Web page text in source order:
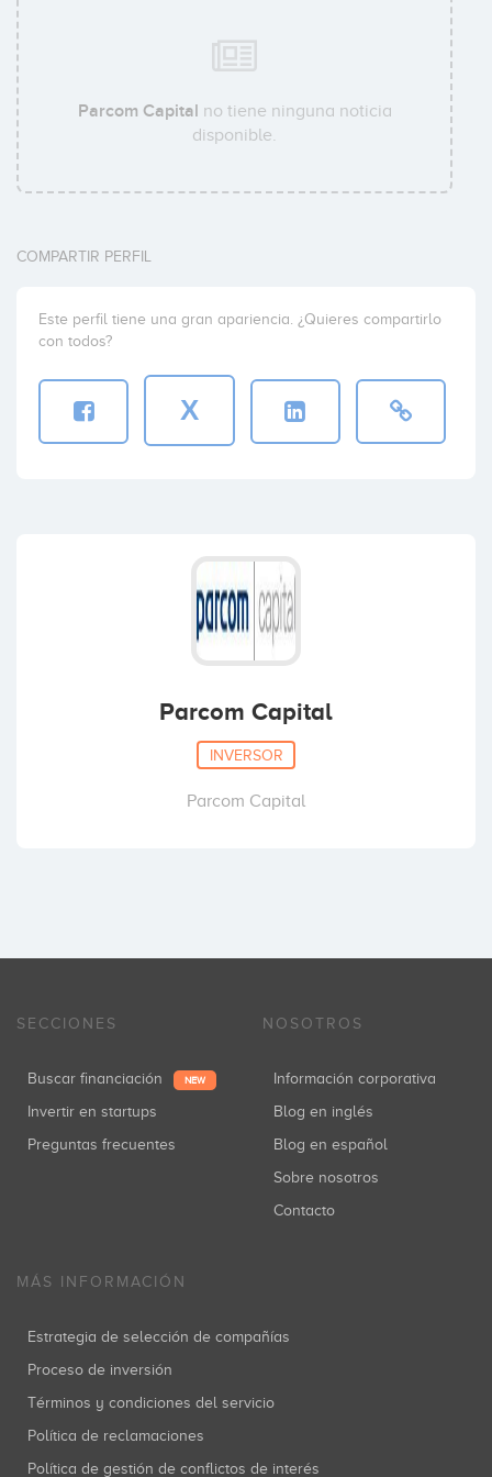
Maarten Visser
Gert-Jan Evers
Parcom Capital no tiene ninguna noticia
disponible.
COMPARTIR PERFIL
Este perfil tiene una gran apariencia. ¿Quieres compartirlo
con todos?
X
Parcom Capital
INVERSOR
Parcom Capital
SECCIONES
Buscar financiación NEW
Invertir en startups
Preguntas frecuentes
NOSOTROS
Información corporativa
Blog en inglés
Blog en español
Sobre nosotros
Contacto
MÁS INFORMACIÓN
Estrategia de selección de compañías
Proceso de inversión
Términos y condiciones del servicio
Política de reclamaciones
Política de gestión de conflictos de interés